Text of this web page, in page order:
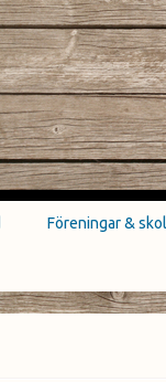
Föreningar &